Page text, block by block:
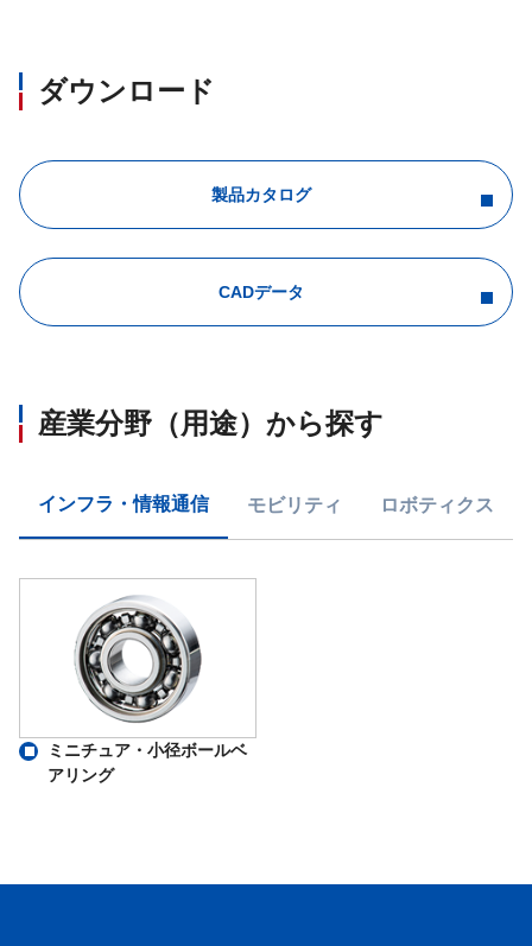
ダウンロード
製品カタログ
CADデータ
産業分野（用途）から探す
インフラ・情報通信 モビリティ ロボティクス
ミニチュア・小径ボールベ
アリング